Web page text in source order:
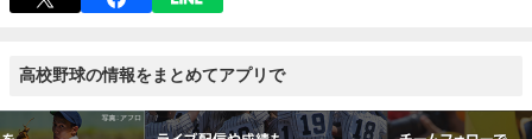
高校野球の情報をまとめてアプリで